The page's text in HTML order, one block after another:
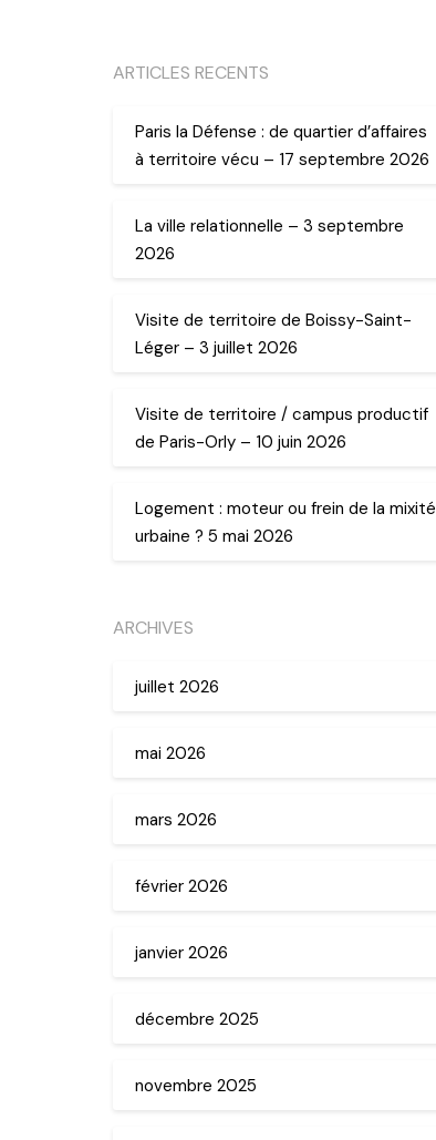
ARTICLES RECENTS
Paris la Défense : de quartier d’affaires
à territoire vécu – 17 septembre 2026
La ville relationnelle – 3 septembre
2026
Visite de territoire de Boissy-Saint-
Léger – 3 juillet 2026
Visite de territoire / campus productif
de Paris-Orly – 10 juin 2026
Logement : moteur ou frein de la mixité
urbaine ? 5 mai 2026
ARCHIVES
juillet 2026
mai 2026
mars 2026
février 2026
janvier 2026
décembre 2025
novembre 2025